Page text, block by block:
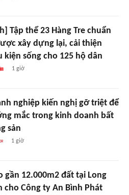
Tập thể 23 Hàng Tre chuẩn
xây dựng lại, cải thiện
kiện sống cho 125 hộ dân
1 giờ
nghiệp kiến nghị gỡ triệt để
mắc trong kinh doanh bất
sản
1 giờ
gần 12.000m2 đất tại Long
cho Công ty An Bình Phát